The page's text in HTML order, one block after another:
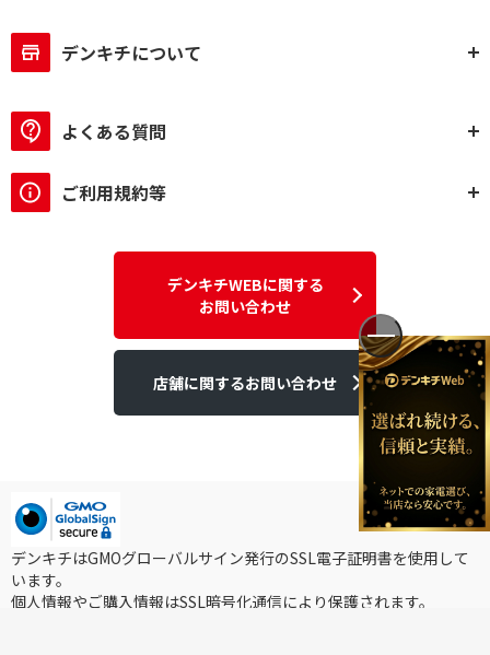
ステレオ・モノラルで絞り込む
モノラルタイプ
デンキチについて
よくある質問
ご利用規約等
デンキチWEBに関する
お問い合わせ
店舗に関するお問い合わせ
デンキチはGMOグローバルサイン発行のSSL電子証明書を使用して
います。
個人情報やご購入情報はSSL暗号化通信により保護されます。